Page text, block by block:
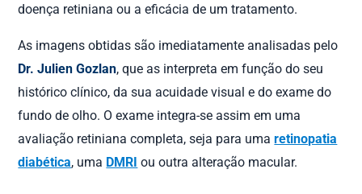
doença retiniana ou a eficácia de um tratamento.
As imagens obtidas são imediatamente analisadas pelo
Dr. Julien Gozlan, que as interpreta em função do seu
histórico clínico, da sua acuidade visual e do exame do
fundo de olho. O exame integra-se assim em uma
avaliação retiniana completa, seja para umaretinopatia
diabética, uma DMRI ou outra alteração macular.